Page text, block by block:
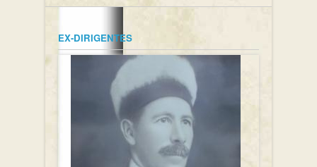
EX-DIRIGENTES